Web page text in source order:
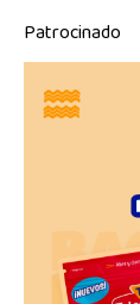
Patrocinado